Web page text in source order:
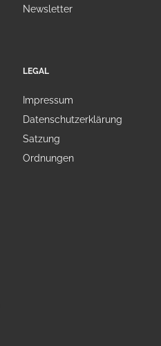
Newsletter
LEGAL
Impressum
Datenschutzerklärung
Satzung
Ordnungen